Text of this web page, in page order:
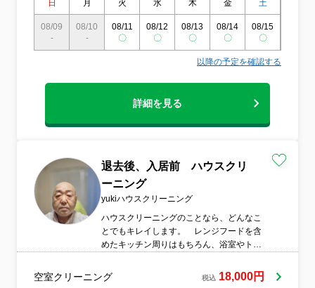
日 月 火 水 木 金 土
08/09
-
08/10
-
08/11
〇
08/12
〇
08/13
〇
08/14
〇
08/15
〇
以降の予定を確認する
詳細を見る
退去後、入居前 ハウスクリ
ーニング
yukiハウスクリーニング
ハウスクリーニングのことなら、どんなこ
とでもキレイします。 レンジフードを含
めたキッチン周りはもちろん、浴室やトイ
ます。
空室クリーニング 税込 18,000円